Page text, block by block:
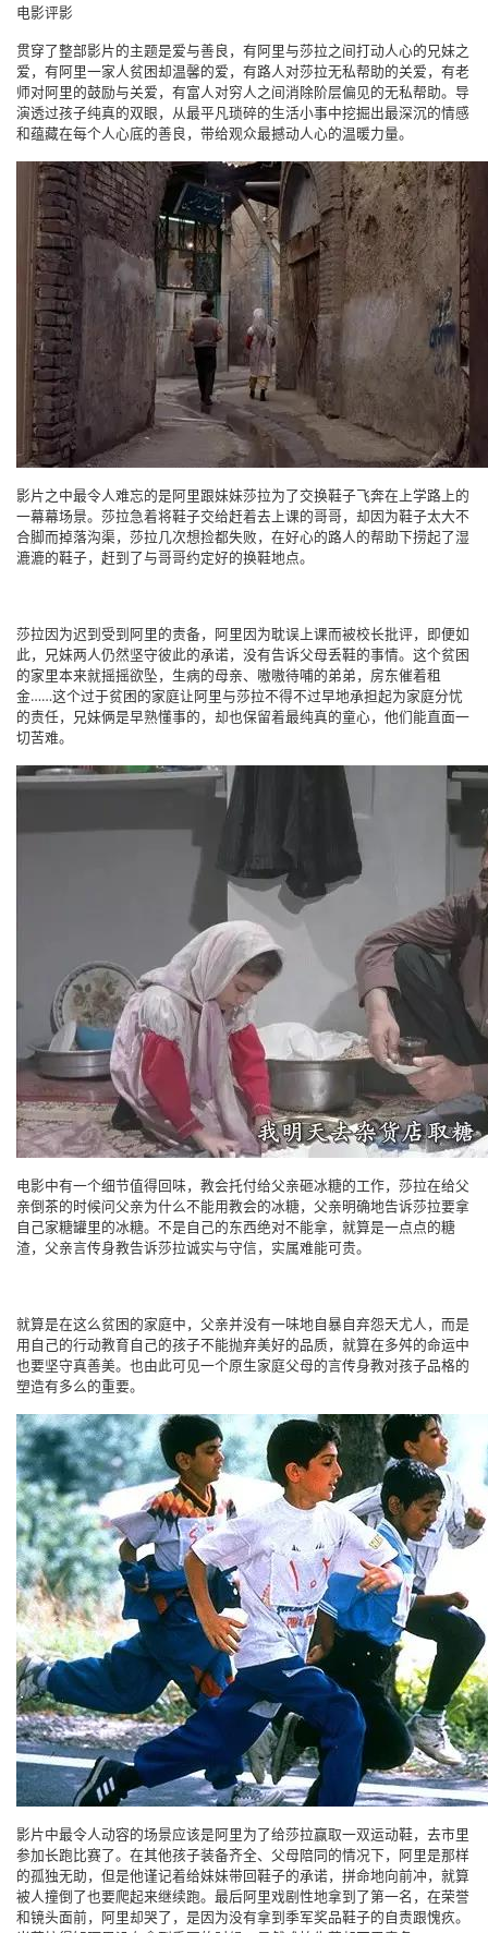
电影评影
贯穿了整部影片的主题是爱与善良，有阿里与莎拉之间打动人心的兄妹之
爱，有阿里一家人贫困却温馨的爱，有路人对莎拉无私帮助的关爱，有老
师对阿里的鼓励与关爱，有富人对穷人之间消除阶层偏见的无私帮助。导
演透过孩子纯真的双眼，从最平凡琐碎的生活小事中挖掘出最深沉的情感
和蕴藏在每个人心底的善良，带给观众最撼动人心的温暖力量。
影片之中最令人难忘的是阿里跟妹妹莎拉为了交换鞋子飞奔在上学路上的
一幕幕场景。莎拉急着将鞋子交给赶着去上课的哥哥，却因为鞋子太大不
合脚而掉落沟渠，莎拉几次想捡都失败，在好心的路人的帮助下捞起了湿
漉漉的鞋子，赶到了与哥哥约定好的换鞋地点。
莎拉因为迟到受到阿里的责备，阿里因为耽误上课而被校长批评，即便如
此，兄妹两人仍然坚守彼此的承诺，没有告诉父母丢鞋的事情。这个贫困
的家里本来就摇摇欲坠，生病的母亲、嗷嗷待哺的弟弟，房东催着租
金……这个过于贫困的家庭让阿里与莎拉不得不过早地承担起为家庭分忧
的责任，兄妹俩是早熟懂事的，却也保留着最纯真的童心，他们能直面一
切苦难。
电影中有一个细节值得回味，教会托付给父亲砸冰糖的工作，莎拉在给父
亲倒茶的时候问父亲为什么不能用教会的冰糖，父亲明确地告诉莎拉要拿
自己家糖罐里的冰糖。不是自己的东西绝对不能拿，就算是一点点的糖
渣，父亲言传身教告诉莎拉诚实与守信，实属难能可贵。
就算是在这么贫困的家庭中，父亲并没有一味地自暴自弃怨天尤人，而是
用自己的行动教育自己的孩子不能抛弃美好的品质，就算在多舛的命运中
也要坚守真善美。也由此可见一个原生家庭父母的言传身教对孩子品格的
塑造有多么的重要。
影片中最令人动容的场景应该是阿里为了给莎拉赢取一双运动鞋，去市里
参加长跑比赛了。在其他孩子装备齐全、父母陪同的情况下，阿里是那样
的孤独无助，但是他谨记着给妹妹带回鞋子的承诺，拼命地向前冲，就算
被人撞倒了也要爬起来继续跑。最后阿里戏剧性地拿到了第一名，在荣誉
和镜头面前，阿里却哭了，是因为没有拿到季军奖品鞋子的自责跟愧疚。